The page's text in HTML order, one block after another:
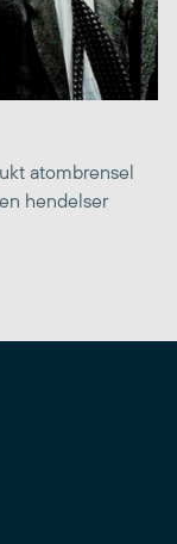
atombrensel
hendelser